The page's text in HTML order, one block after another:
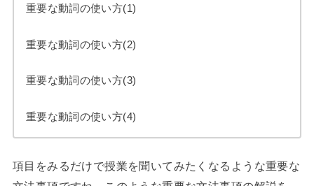
重要な動詞の使い方(1)
重要な動詞の使い方(2)
重要な動詞の使い方(3)
重要な動詞の使い方(4)
項目をみるだけで授業を聞いてみたくなるような重要な